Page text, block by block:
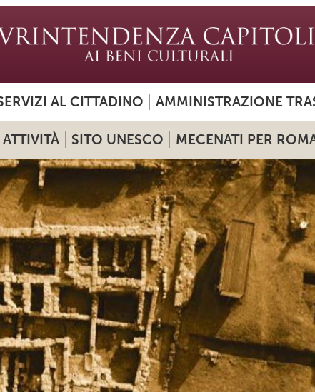
AL CITTADINO AMMINISTRAZIONE
ATTIVITÀ SITO UNESCO MECENATI PER